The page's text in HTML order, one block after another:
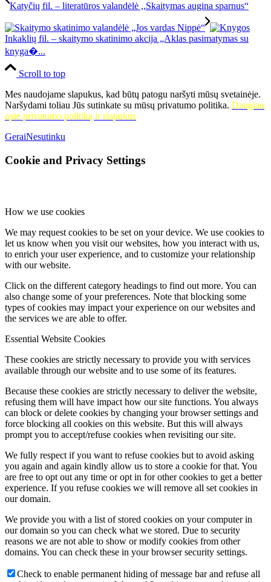
Katyčių fil. – literatūros valandėlė ,,Skaitymas augina sparnus“
Inkaklių fil. – skaitymo skatinimo akcija „Aklas pasimatymas su
knyga�...
Scroll to top
Mes naudojame slapukus, kad būtų patogu naršyti mūsų svetainėje.
Naršydami toliau Jūs sutinkate su mūsų privatumo politika. Daugiau
apie privatumo politiką ir slapukus
GeraiNesutinku
Cookie and Privacy Settings
How we use cookies
We may request cookies to be set on your device. We use cookies to
let us know when you visit our websites, how you interact with us,
to enrich your user experience, and to customize your relationship
with our website.
Click on the different category headings to find out more. You can
also change some of your preferences. Note that blocking some
types of cookies may impact your experience on our websites and
the services we are able to offer.
Essential Website Cookies
These cookies are strictly necessary to provide you with services
available through our website and to use some of its features.
Because these cookies are strictly necessary to deliver the website,
refusing them will have impact how our site functions. You always
can block or delete cookies by changing your browser settings and
force blocking all cookies on this website. But this will always
prompt you to accept/refuse cookies when revisiting our site.
We fully respect if you want to refuse cookies but to avoid asking
you again and again kindly allow us to store a cookie for that. You
are free to opt out any time or opt in for other cookies to get a better
experience. If you refuse cookies we will remove all set cookies in
our domain.
We provide you with a list of stored cookies on your computer in
our domain so you can check what we stored. Due to security
reasons we are not able to show or modify cookies from other
domains. You can check these in your browser security settings.
Check to enable permanent hiding of message bar and refuse all